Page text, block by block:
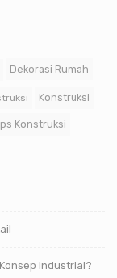
Dekorasi Rumah
Konstruksi
Konstruksi
Industrial?